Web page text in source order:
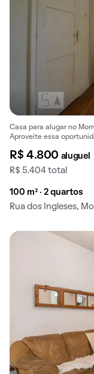
Casa para alugar no
Aproveite essa
R$ 4.800 aluguel
R$ 5.404 total
100 m² · 2 quartos
Rua dos Ingleses,